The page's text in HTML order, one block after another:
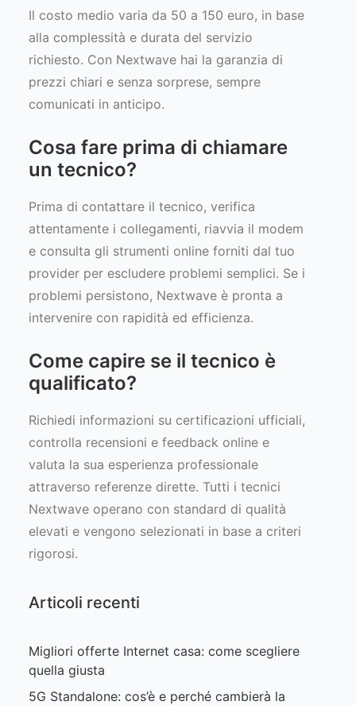
Il costo medio varia da 50 a 150 euro, in base
alla complessità e durata del servizio
richiesto. Con Nextwave hai la garanzia di
prezzi chiari e senza sorprese, sempre
comunicati in anticipo.
Cosa fare prima di chiamare
un tecnico?
Prima di contattare il tecnico, verifica
attentamente i collegamenti, riavvia il modem
e consulta gli strumenti online forniti dal tuo
provider per escludere problemi semplici. Se i
problemi persistono, Nextwave è pronta a
intervenire con rapidità ed efficienza.
Come capire se il tecnico è
qualificato?
Richiedi informazioni su certificazioni ufficiali,
controlla recensioni e feedback online e
valuta la sua esperienza professionale
attraverso referenze dirette. Tutti i tecnici
Nextwave operano con standard di qualità
elevati e vengono selezionati in base a criteri
rigorosi.
Articoli recenti
Migliori offerte Internet casa: come scegliere
quella giusta
5G Standalone: cos’è e perché cambierà la